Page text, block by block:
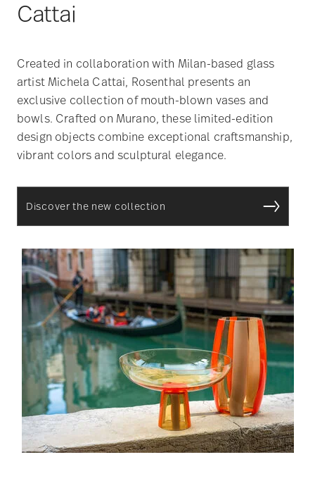
Cattai
Created in collaboration with Milan-based glass
artist Michela Cattai, Rosenthal presents an
exclusive collection of mouth-blown vases and
bowls. Crafted on Murano, these limited-edition
design objects combine exceptional craftsmanship,
vibrant colors and sculptural elegance.
Discover the new collection